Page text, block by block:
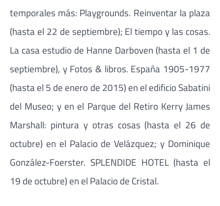
temporales más: Playgrounds. Reinventar la plaza
(hasta el 22 de septiembre); El tiempo y las cosas.
La casa estudio de Hanne Darboven (hasta el 1 de
septiembre), y Fotos & libros. España 1905-1977
(hasta el 5 de enero de 2015) en el edificio Sabatini
del Museo; y en el Parque del Retiro Kerry James
Marshall: pintura y otras cosas (hasta el 26 de
octubre) en el Palacio de Velázquez; y Dominique
González-Foerster. SPLENDIDE HOTEL (hasta el
19 de octubre) en el Palacio de Cristal.